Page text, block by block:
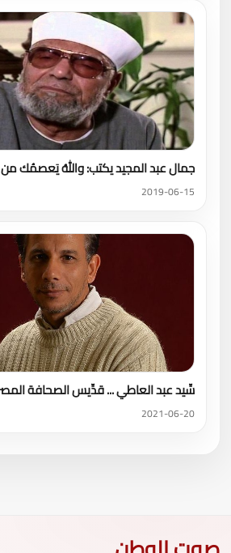
جمال عبد المجيد يكتب: واللهُ يَعصمُك
2019-06-15
سِّيد عبد العاطي ... قدِّيس الصحافة
2021-06-20